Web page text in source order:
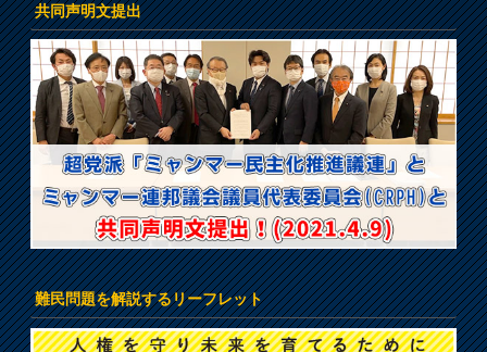
共同声明文提出
難民問題を解説するリーフレット